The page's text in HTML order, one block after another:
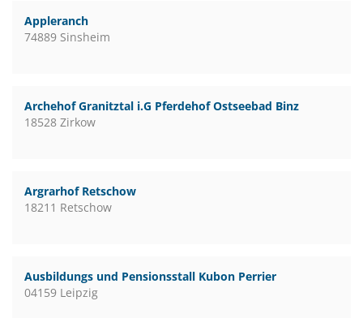
Appleranch
74889 Sinsheim
Archehof Granitztal i.G Pferdehof Ostseebad Binz
18528 Zirkow
Argrarhof Retschow
18211 Retschow
Ausbildungs und Pensionsstall Kubon Perrier
04159 Leipzig